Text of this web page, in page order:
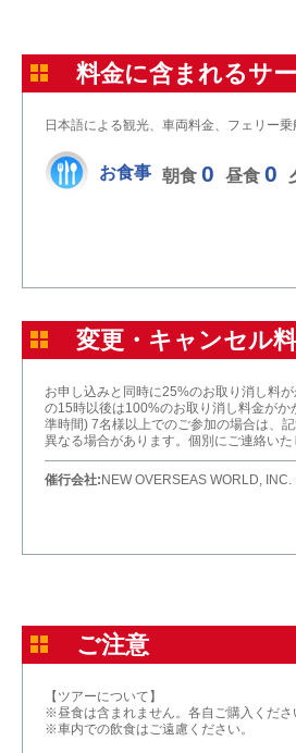
料金に含まれるサ
日本語による観光、車両料金、フェリー乗
お食事 朝食 0 昼食 0
変更・キャンセル
お申し込みと同時に25%のお取り消し料
の15時以後は100%のお取り消し料金がか
準時間) 7名様以上でのご参加の場合は、
異なる場合があります。個別にご連絡いた
催行会社: NEW OVERSEAS WORLD, INC.
ご注意
【ツアーについて】
※昼食は含まれません。各自ご購入くださ
※車内での飲食はご遠慮ください。